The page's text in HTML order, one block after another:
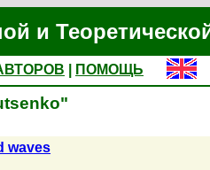
и
ПОМОЩЬ
waves